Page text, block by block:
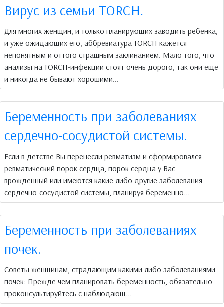
Вирус из семьи TORCH.
Для многих женщин, и только планирующих заводить ребенка,
и уже ожидающих его, аббревиатура TORCH кажется
непонятным и оттого страшным заклинанием. Мало того, что
анализы на TORCH-инфекции стоят очень дорого, так они еще
и никогда не бывают хорошими...
Беременность при заболеваниях
сердечно-сосудистой системы.
Если в детстве Вы перенесли ревматизм и сформировался
ревматический порок сердца, порок сердца у Вас
врожденный или имеются какие-либо другие заболевания
сердечно-сосудистой системы, планируя беременно...
Беременность при заболеваниях
почек.
Советы женщинам, страдающим какими-либо заболеваниями
почек: Прежде чем планировать беременность, обязательно
проконсультируйтесь с наблюдающ...